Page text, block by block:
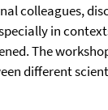
colleagues,
in
The
different